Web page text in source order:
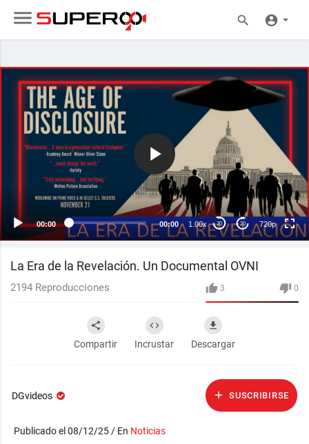
00:00 00:00 1.00x 20 20 720p
480p
360p
240p
auto
La Era de la Revelación. Un Documental OVNI
3 0
2194 Reproducciones
Compartir Incrustar Descargar
DGvideos SUSCRIBIRSE
Publicado el 08/12/25 / En Noticias